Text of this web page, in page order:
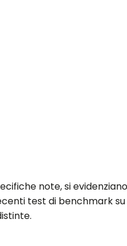
note, si
test di benchmark